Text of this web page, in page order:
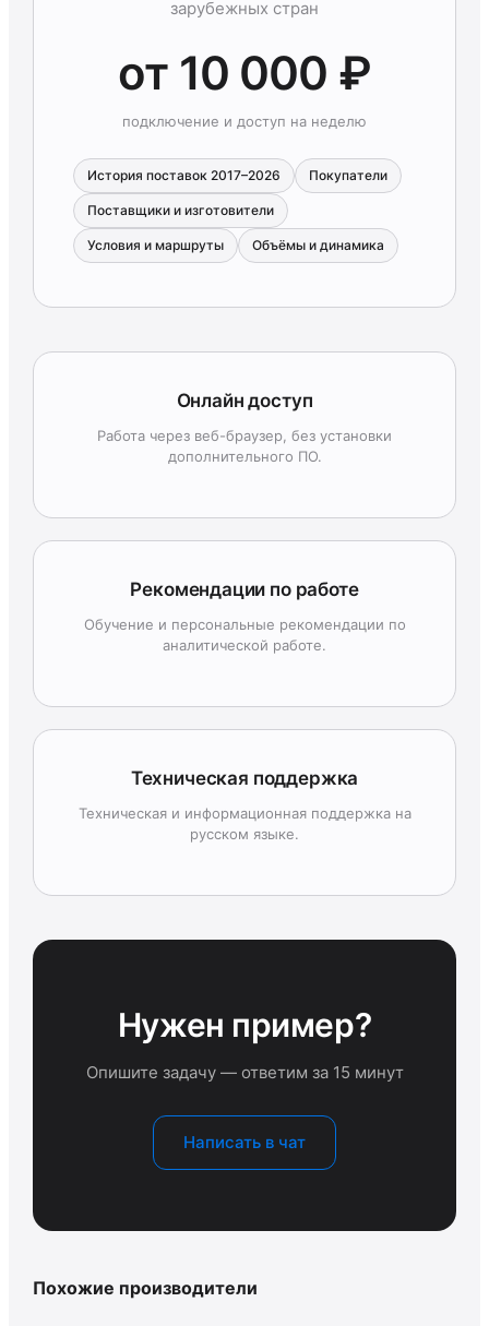
зарубежных стран
от 10 000 ₽
подключение и доступ на неделю
История поставок 2017–2026 Покупатели
Поставщики и изготовители
Условия и маршруты Объёмы и динамика
Онлайн доступ
Работа через веб-браузер, без установки
дополнительного ПО.
Рекомендации по работе
Обучение и персональные рекомендации по
аналитической работе.
Техническая поддержка
Техническая и информационная поддержка на
русском языке.
Нужен пример?
Опишите задачу — ответим за 15 минут
Написать в чат
Похожие производители